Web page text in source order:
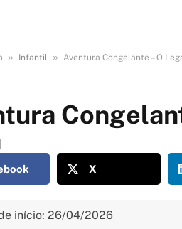
» Infantil » Aventura Congelante – O
X
início: 26/04/2026